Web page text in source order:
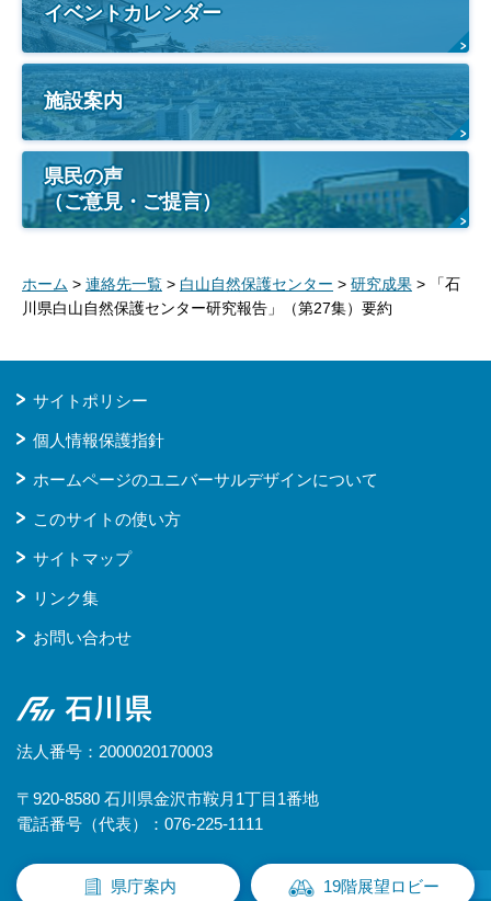
イベントカレンダー
施設案内
県民の声
（ご意見・ご提言）
ホーム > 連絡先一覧 > 白山自然保護センター > 研究成果 > 「石
川県白山自然保護センター研究報告」（第27集）要約
サイトポリシー
個人情報保護指針
ホームページのユニバーサルデザインについて
このサイトの使い方
サイトマップ
リンク集
お問い合わせ
石川県
法人番号：2000020170003
〒920-8580 石川県金沢市鞍月1丁目1番地
電話番号（代表）：076-225-1111
県庁案内 19階展望ロビー